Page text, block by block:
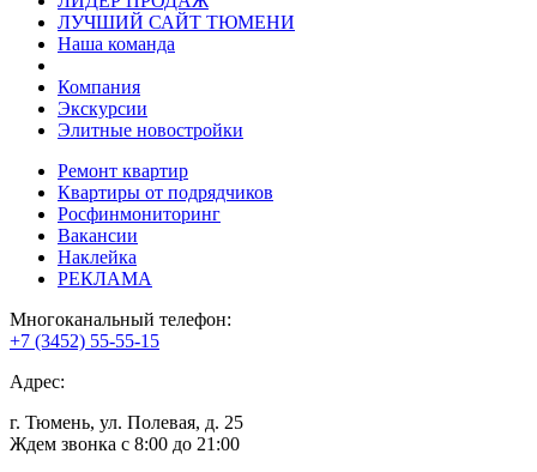
ЛУЧШИЙ САЙТ ТЮМЕНИ
Наша команда
Компания
Экскурсии
Элитные новостройки
Ремонт квартир
Квартиры от подрядчиков
Росфинмониторинг
Вакансии
Наклейка
РЕКЛАМА
Многоканальный телефон:
+7 (3452) 55-55-15
Адрес:
г. Тюмень, ул. Полевая, д. 25
Ждем звонка с 8:00 до 21:00